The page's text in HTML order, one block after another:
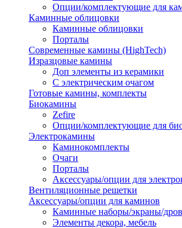
Опции/комплектующие для
Каминные облицовки
Каминные облицовки
Порталы
Современные камины (HighTech)
Изразцовые камины
Доп элементы из керамики
С электрическим очагом
Готовые камины, комплекты
Биокамины
Zefire
Опции/комплектующие для
Электрокамины
Каминокомплекты
Очаги
Порталы
Аксессуары/опции для
Вентиляционные решетки
Аксессуары/опции для каминов
Каминные наборы/экраны/
Элементы декора, мебель